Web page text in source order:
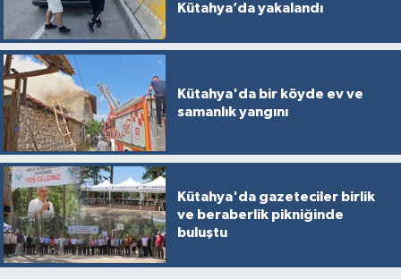
Kütahya’da yakalandı
Kütahya'da bir köyde ev ve
samanlık yangını
Kütahya'da gazeteciler birlik
ve beraberlik pikniğinde
buluştu
Simav
Siyaset
Spor
Tavşanlı
Teknoloji
Türkiye